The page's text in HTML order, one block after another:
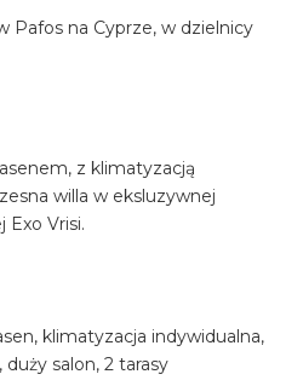
Pafos na Cyprze, w dzielnicy
z klimatyzacją
willa w eksluzywnej
Exo Vrisi.
klimatyzacja indywidualna,
salon, 2 tarasy